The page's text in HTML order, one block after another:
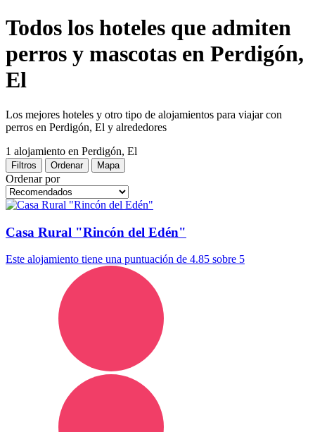
Todos los hoteles que admiten
perros y mascotas en Perdigón,
El
Los mejores hoteles y otro tipo de alojamientos para viajar con
perros en Perdigón, El y alrededores
1 alojamiento en Perdigón, El
Filtros Ordenar Mapa
Ordenar por
Casa Rural "Rincón del Edén"
Este alojamiento tiene una puntuación de 4.85 sobre 5